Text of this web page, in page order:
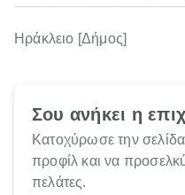
Ηράκλειο [Δήμος]
Σου ανήκει η
Κατοχύρωσε την
προφίλ και να
πελάτες.